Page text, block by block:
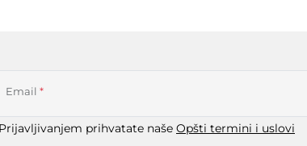
Email *
Prijavljivanjem prihvatate naše Opšti termini i uslovi